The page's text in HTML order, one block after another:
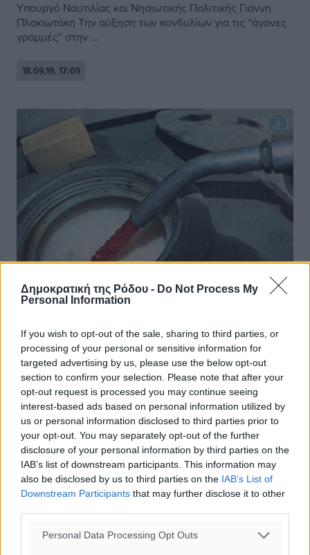
Δημοκρατική της Ρόδου - Do Not Process My
Personal Information
If you wish to opt-out of the sale, sharing to third parties, or
processing of your personal or sensitive information for
targeted advertising by us, please use the below opt-out
section to confirm your selection. Please note that after your
opt-out request is processed you may continue seeing
interest-based ads based on personal information utilized by
us or personal information disclosed to third parties prior to
your opt-out. You may separately opt-out of the further
disclosure of your personal information by third parties on the
IAB’s list of downstream participants. This information may
also be disclosed by us to third parties on the IAB’s List of
Downstream Participants that may further disclose it to other
Personal Data Processing Opt Outs
Υπουργό Ναυτιλίας και Νησιωτικής Πολιτικής Γιάννη
Πλακιωτάκη Την αύξηση των κονδυλίων για τις “άγονες
γραμμές” στην ...
18.09.19, 17:09
Σύγχυση με τις αυξήσεις στα καύσιμα
– Συναγερμός στην κυβέρνηση – Τι θα
γίνει με το επίδομα θέρμανσης
Θολό παραμένει το τοπίο σχετικά με το αν τελικά οι
καταναλωτές θα βρεθούν μπροστά σε μεγάλες αυξήσεις
στα καύσιμα, εξαιτίας της κρίσης του πετρελαίου στον
Περσικό Κόλπο, ...
18.09.19, 17:04